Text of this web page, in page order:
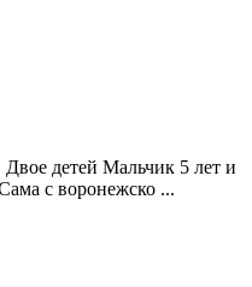
детей Мальчик 5 лет и
с воронежско ...